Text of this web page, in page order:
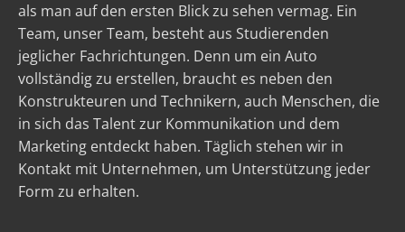
als man auf den ersten Blick zu sehen vermag. Ein
Team, unser Team, besteht aus Studierenden
jeglicher Fachrichtungen. Denn um ein Auto
vollständig zu erstellen, braucht es neben den
Konstrukteuren und Technikern, auch Menschen, die
in sich das Talent zur Kommunikation und dem
Marketing entdeckt haben. Täglich stehen wir in
Kontakt mit Unternehmen, um Unterstützung jeder
Form zu erhalten.